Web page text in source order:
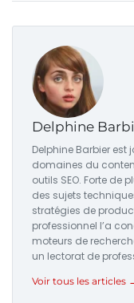
Delphine
Delphine Barbier
domaines du
outils SEO. Forte de
des sujets
stratégies de
professionnel l’a
moteurs de
un lectorat de
Voir tous les articles